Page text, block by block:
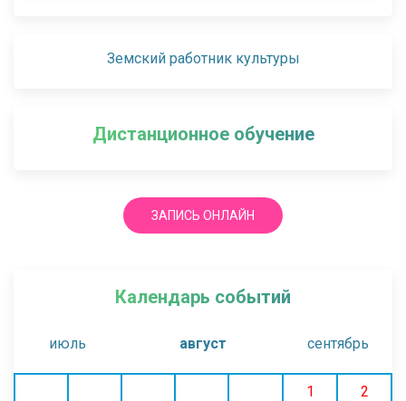
Земский работник культуры
Дистанционное обучение
ЗАПИСЬ ОНЛАЙН
Календарь событий
июль август сентябрь
1 2